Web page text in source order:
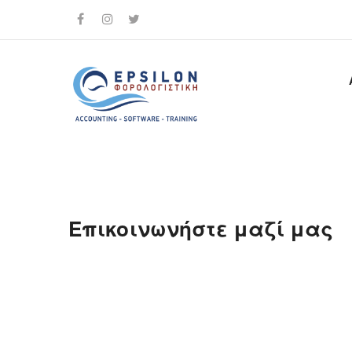
Επικοινωνήστε μαζί μας